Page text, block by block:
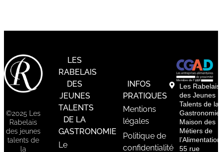
©2025 Les
Rabelais
des jeunes
talents de
la
LES
RABELAIS
DES
JEUNES
TALENTS
DE LA
GASTRONOMIE
Le
INFOS
PRATIQUES
Mentions
légales
Politique de
confidentialité
Les Rabelais
des Jeunes
Talents de la
Gastronomie
Maison des
Métiers de
l’Alimentation
55 rue